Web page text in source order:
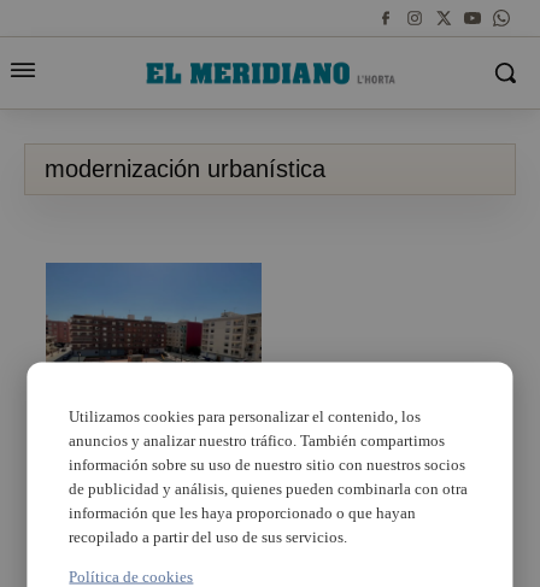
modernización urbanística
Albal destina casi 2
millones de euros a la
modernización
urbanística y la
accesibilidad ciudadana
Utilizamos cookies para personalizar el contenido, los
anuncios y analizar nuestro tráfico. También compartimos
información sobre su uso de nuestro sitio con nuestros socios
de publicidad y análisis, quienes pueden combinarla con otra
información que les haya proporcionado o que hayan
recopilado a partir del uso de sus servicios.
Política de cookies